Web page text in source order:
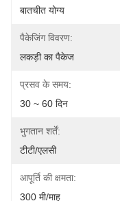
बातचीत योग्य
पैकेजिंग विवरण:
लकड़ी का पैकेज
प्रसव के समय:
30 ~ 60 दिन
भुगतान शर्तें:
टीटी/एलसी
आपूर्ति की क्षमता:
300 मी/माह